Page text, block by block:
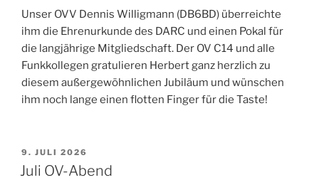
Unser OVV Dennis Willigmann (DB6BD) überreichte
ihm die Ehrenurkunde des DARC und einen Pokal für
die langjährige Mitgliedschaft. Der OV C14 und alle
Funkkollegen gratulieren Herbert ganz herzlich zu
diesem außergewöhnlichen Jubiläum und wünschen
ihm noch lange einen flotten Finger für die Taste!
VERÖFFENTLICHT
AM
9. JULI 2026
Juli OV-Abend